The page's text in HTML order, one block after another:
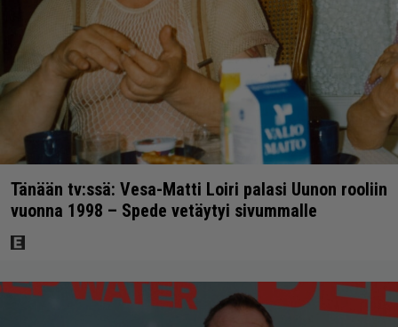
Tänään tv:ssä: Vesa-Matti Loiri palasi Uunon rooliin
vuonna 1998 – Spede vetäytyi sivummalle